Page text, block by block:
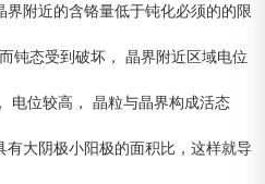
界附近的含铬量低于钝化必须的的限
钝态受到破坏， 晶界附近区域电位
电位较高， 晶粒与晶界构成活态
大阴极小阳极的面积比，这样就导